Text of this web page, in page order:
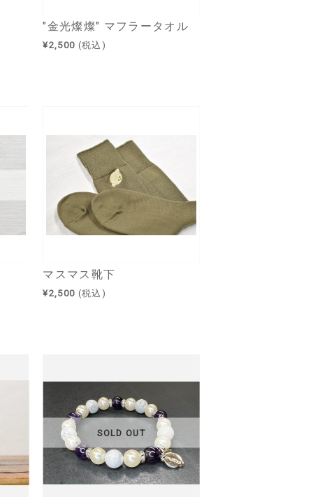
"金光燦燦" マフラータオル
¥2,500 (税込)
マスマス靴下
¥2,500 (税込)
SOLD OUT